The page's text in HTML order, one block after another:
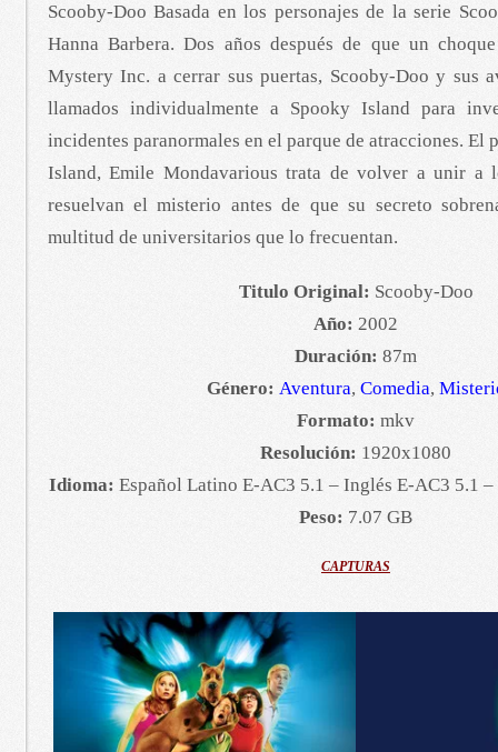
Scooby-Doo Basada en los personajes de la serie
Hanna Barbera. Dos años después de que un
Mystery Inc. a cerrar sus puertas, Scooby-Doo y sus
llamados individualmente a Spooky Island para
incidentes paranormales en el parque de atracciones. El
Island, Emile Mondavarious trata de volver a unir a
resuelvan el misterio antes de que su secreto
multitud de universitarios que lo frecuentan.
Titulo Original: Scooby-Doo
Año: 2002
Duración: 87m
Género: Aventura, Comedia,
Formato: mkv
Resolución: 1920x1080
Idioma: Español Latino E-AC3 5.1 – Inglés E-AC3 5.1
Peso: 7.07 GB
CAPTURAS